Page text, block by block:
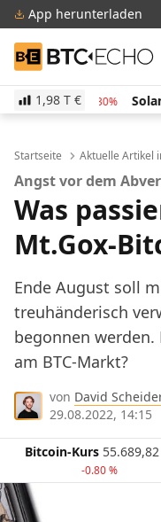
App herunterladen
BTC-ECHO
1,98 T €
48,15 € -1.30% Solana-
Startseite Aktuelle Artikel
Angst vor dem
Was
Mt.Gox-
Ende August soll
treuhänderisch
begonnen
am BTC-Markt?
von David
29.08.2022, 14:15
Bitcoin-Kurs 55.689,82
-0.80 %